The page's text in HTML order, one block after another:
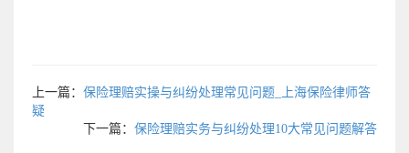
上一篇： 保险理赔实操与纠纷处理常见问题_上海保险律师答
疑
下一篇： 保险理赔实务与纠纷处理10大常见问题解答